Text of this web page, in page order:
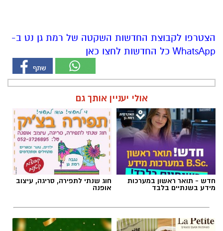
הצטרפו לקבוצת החדשות השקטה של רמת גן נט ב-
WhatsApp כל החדשות לחצו כאן
אולי יעניין אותך גם
חדש - תואר ראשון במערכות
מידע בשנתיים בלבד
חוג שנתי לתפירה, סריגה, עיצוב
אופנה